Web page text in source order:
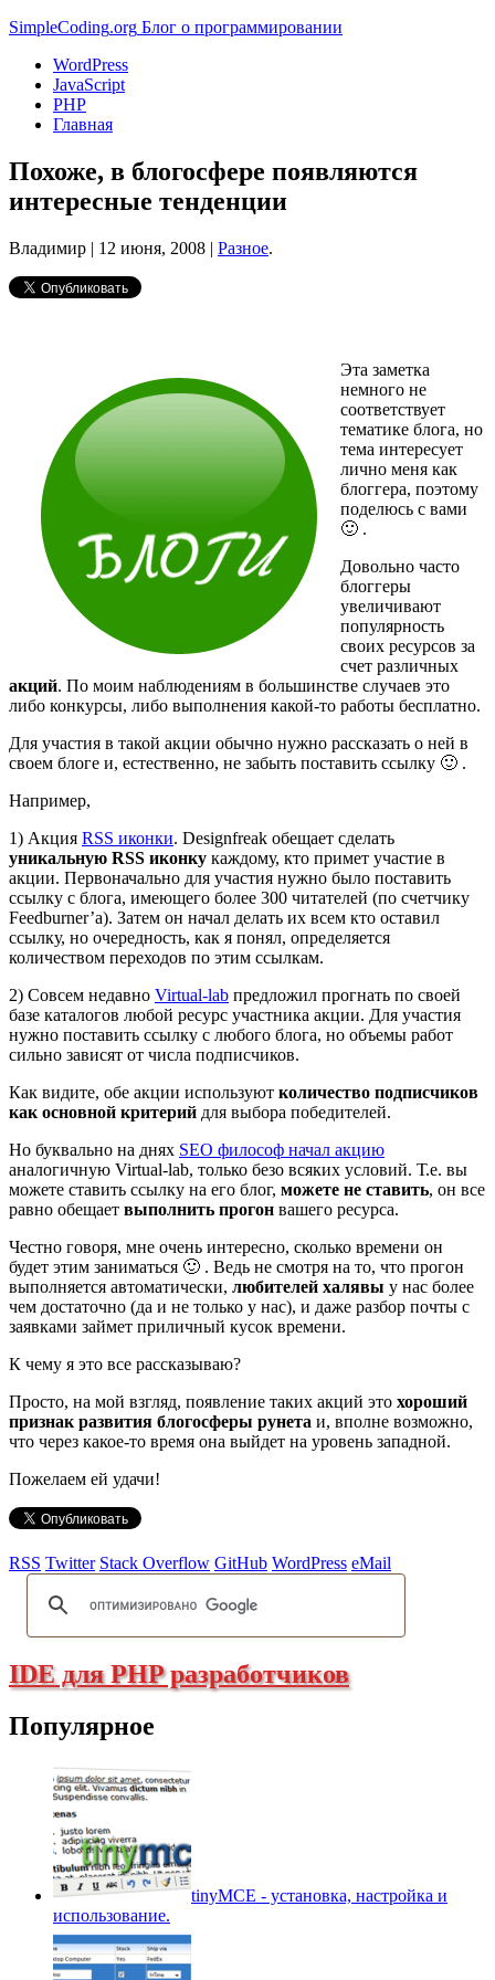
SimpleCoding.org Блог о программировании
WordPress
JavaScript
PHP
Главная
Похоже, в блогосфере появляются
интересные тенденции
Владимир | 12 июня, 2008 | Разное.
Эта заметка
немного не
соответствует
тематике блога, но
тема интересует
лично меня как
блоггера, поэтому
поделюсь с вами
🙂 .
Довольно часто
блоггеры
увеличивают
популярность
своих ресурсов за
счет различных
акций. По моим наблюдениям в большинстве случаев это
либо конкурсы, либо выполнения какой-то работы бесплатно.
Для участия в такой акции обычно нужно рассказать о ней в
своем блоге и, естественно, не забыть поставить ссылку 🙂 .
Например,
1) Акция RSS иконки. Designfreak обещает сделать
уникальную RSS иконку каждому, кто примет участие в
акции. Первоначально для участия нужно было поставить
ссылку с блога, имеющего более 300 читателей (по счетчику
Feedburner’а). Затем он начал делать их всем кто оставил
ссылку, но очередность, как я понял, определяется
количеством переходов по этим ссылкам.
2) Совсем недавно Virtual-lab предложил прогнать по своей
базе каталогов любой ресурс участника акции. Для участия
нужно поставить ссылку с любого блога, но объемы работ
сильно зависят от числа подписчиков.
Как видите, обе акции используют количество подписчиков
как основной критерий для выбора победителей.
Но буквально на днях SEO философ начал акцию
аналогичную Virtual-lab, только безо всяких условий. Т.е. вы
можете ставить ссылку на его блог, можете не ставить, он все
равно обещает выполнить прогон вашего ресурса.
Честно говоря, мне очень интересно, сколько времени он
будет этим заниматься 🙂 . Ведь не смотря на то, что прогон
выполняется автоматически, любителей халявы у нас более
чем достаточно (да и не только у нас), и даже разбор почты с
заявками займет приличный кусок времени.
К чему я это все рассказываю?
Просто, на мой взгляд, появление таких акций это хороший
признак развития блогосферы рунета и, вполне возможно,
что через какое-то время она выйдет на уровень западной.
Пожелаем ей удачи!
RSS Twitter Stack Overflow GitHub WordPress eMail
IDE для PHP разработчиков
Популярное
tinyMCE - установка, настройка и
использование.